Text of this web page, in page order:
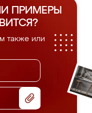
ПРИМЕРЫ
также или